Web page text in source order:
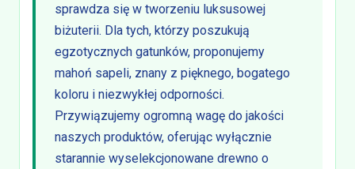
sprawdza się w tworzeniu luksusowej
biżuterii. Dla tych, którzy poszukują
egzotycznych gatunków, proponujemy
mahoń sapeli, znany z pięknego, bogatego
koloru i niezwykłej odporności.
Przywiązujemy ogromną wagę do jakości
naszych produktów, oferując wyłącznie
starannie wyselekcjonowane drewno o